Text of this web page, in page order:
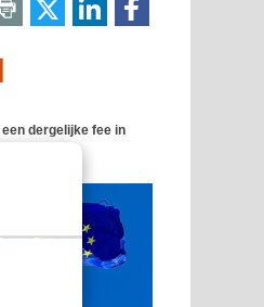
dergelijke fee in